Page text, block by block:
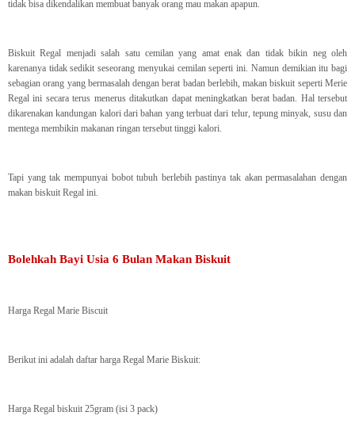
tidak bisa dikendalikan membuat banyak orang mau makan apapun.
Biskuit Regal menjadi salah satu cemilan yang amat enak dan tidak bikin neg oleh
karenanya tidak sedikit seseorang menyukai cemilan seperti ini. Namun demikian itu bagi
sebagian orang yang bermasalah dengan berat badan berlebih, makan biskuit seperti Merie
Regal ini secara terus menerus ditakutkan dapat meningkatkan berat badan. Hal tersebut
dikarenakan kandungan kalori dari bahan yang terbuat dari telur, tepung minyak, susu dan
mentega membikin makanan ringan tersebut tinggi kalori.
Tapi yang tak mempunyai bobot tubuh berlebih pastinya tak akan permasalahan dengan
makan biskuit Regal ini.
Bolehkah Bayi Usia 6 Bulan Makan Biskuit
Harga Regal Marie Biscuit
Berikut ini adalah daftar harga Regal Marie Biskuit:
Harga Regal biskuit 25gram (isi 3 pack)